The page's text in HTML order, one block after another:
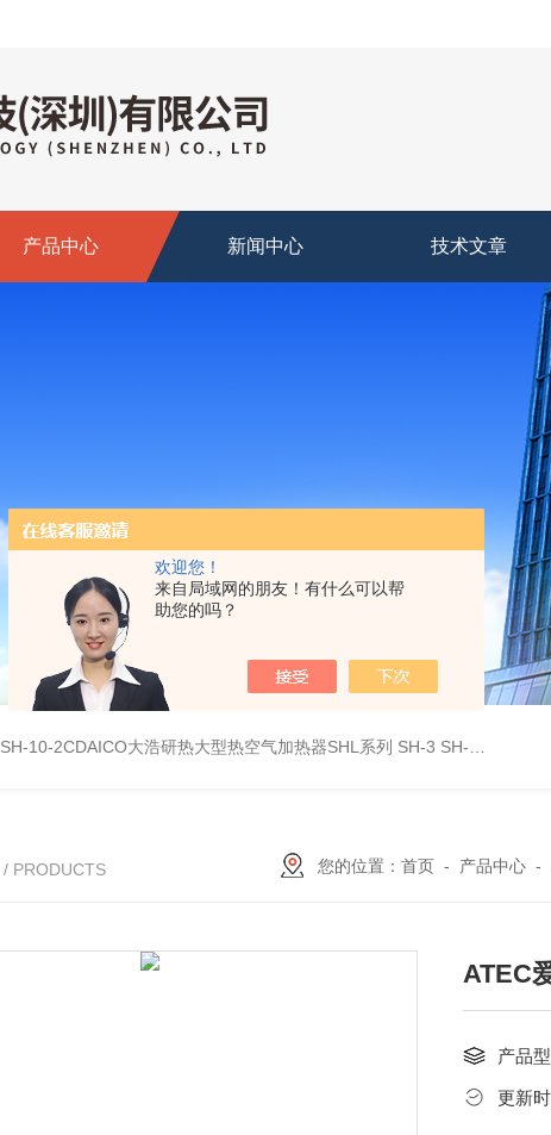
欢迎您！
来自局域网的朋友！有什么可以帮
助您的吗？
产品中心 新闻中心 技术文章
SH-10-2CDAICO大浩研热大型热空气加热器SHL系列 SH-3 SH-4DAICO大浩研热水平热空气产生加热器SH系列
/ PRODUCTS 您的位置： 首页- 产品中心-
ATEC
产品型
更新时